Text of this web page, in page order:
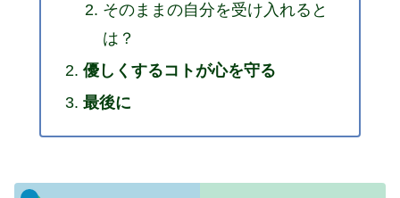
そのままの自分を受け入れると
は？
優しくするコトが心を守る
最後に